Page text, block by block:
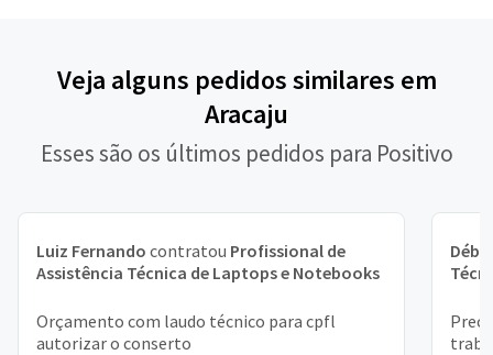
Veja alguns pedidos similares em
Aracaju
Esses são os últimos pedidos para Positivo
Luiz Fernando contratou Profissional de
Assistência Técnica de Laptops e Notebooks
Orçamento com laudo técnico para cpfl
autorizar o conserto